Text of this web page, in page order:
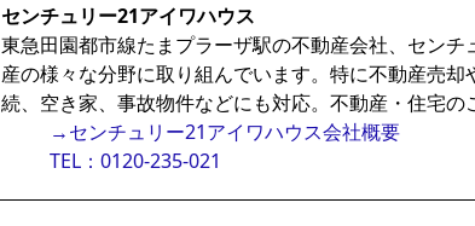
センチュリー21アイワハウス
東急田園都市線たまプラーザ駅の不動産会社、セン
産の様々な分野に取り組んでいます。特に不動産売
続、空き家、事故物件などにも対応。不動産・住宅の
→センチュリー21アイワハウス会社概要
TEL：0120-235-021